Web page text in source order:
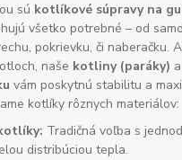
sú kotlíkové súpravy na
všetko potrebné – od
pokrievku, či naberačku.
naše kotliny (paráky) a
vám poskytnú stabilitu a
kotlíky rôznych materiálov:
Tradičná voľba s
distribúciou tepla.